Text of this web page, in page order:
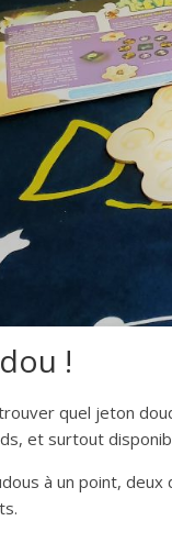
!
quel jeton
et surtout
à un point,